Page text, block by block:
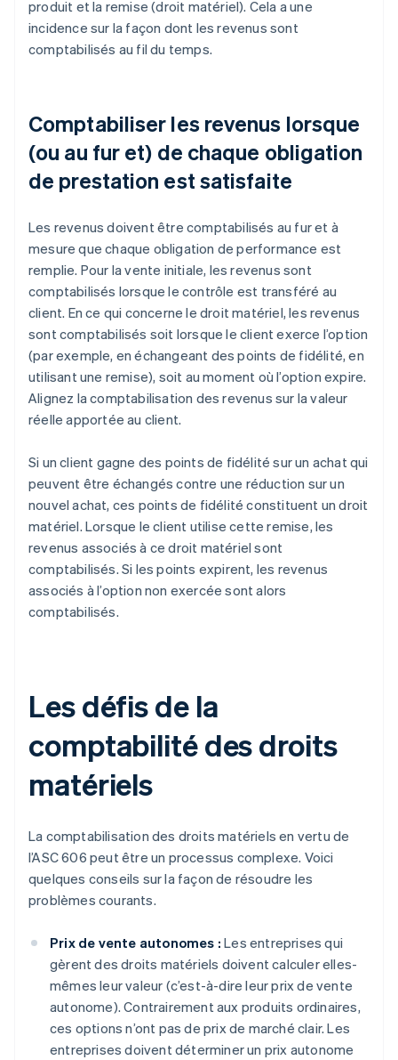
produit et la remise (droit matériel). Cela a une
incidence sur la façon dont les revenus sont
comptabilisés au fil du temps.
Comptabiliser les revenus lorsque
(ou au fur et) de chaque obligation
de prestation est satisfaite
Les revenus doivent être comptabilisés au fur et à
mesure que chaque obligation de performance est
remplie. Pour la vente initiale, les revenus sont
comptabilisés lorsque le contrôle est transféré au
client. En ce qui concerne le droit matériel, les revenus
sont comptabilisés soit lorsque le client exerce l’option
(par exemple, en échangeant des points de fidélité, en
utilisant une remise), soit au moment où l’option expire.
Alignez la comptabilisation des revenus sur la valeur
réelle apportée au client.
Si un client gagne des points de fidélité sur un achat qui
peuvent être échangés contre une réduction sur un
nouvel achat, ces points de fidélité constituent un droit
matériel. Lorsque le client utilise cette remise, les
revenus associés à ce droit matériel sont
comptabilisés. Si les points expirent, les revenus
associés à l’option non exercée sont alors
comptabilisés.
Les défis de la
comptabilité des droits
matériels
La comptabilisation des droits matériels en vertu de
l’ASC 606 peut être un processus complexe. Voici
quelques conseils sur la façon de résoudre les
problèmes courants.
Prix de vente autonomes : Les entreprises qui
gèrent des droits matériels doivent calculer elles-
mêmes leur valeur (c’est-à-dire leur prix de vente
autonome). Contrairement aux produits ordinaires,
ces options n’ont pas de prix de marché clair. Les
entreprises doivent déterminer un prix autonome